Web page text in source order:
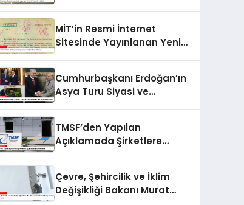
MİT’in Resmi İnternet
Sitesinde Yayınlanan Yeni
Cumhurbaşkanı Erdoğan’ın
Asya Turu Siyasi ve
TMSF’den Yapılan
Açıklamada Şirketlere
Çevre, Şehircilik ve İklim
Değişikliği Bakanı Murat